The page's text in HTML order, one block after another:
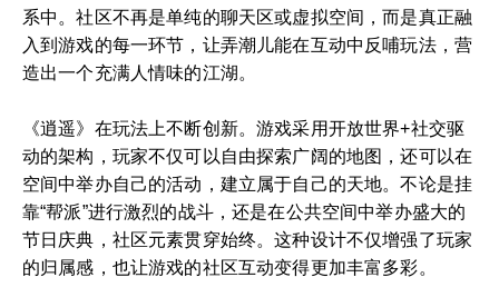
系中。社区不再是单纯的聊天区或虚拟空间，而是真正融
入到游戏的每一环节，让弄潮儿能在互动中反哺玩法，营
造出一个充满人情味的江湖。
《逍遥》在玩法上不断创新。游戏采用开放世界+社交驱
动的架构，玩家不仅可以自由探索广阔的地图，还可以在
空间中举办自己的活动，建立属于自己的天地。不论是挂
靠“帮派”进行激烈的战斗，还是在公共空间中举办盛大的
节日庆典，社区元素贯穿始终。这种设计不仅增强了玩家
的归属感，也让游戏的社区互动变得更加丰富多彩。